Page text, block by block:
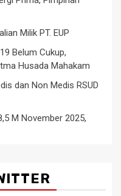
Milik PT. EUP
Belum Cukup,
Husada Mahakam
dan Non Medis RSUD
M November 2025,